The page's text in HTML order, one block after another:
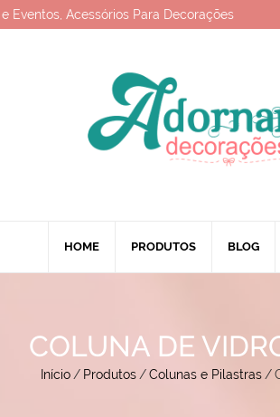
Eventos, Acessórios Para Decorações
HOME PRODUTOS BLOG
COLUNA DE
Início / Produtos /Colunas e Pilastras /